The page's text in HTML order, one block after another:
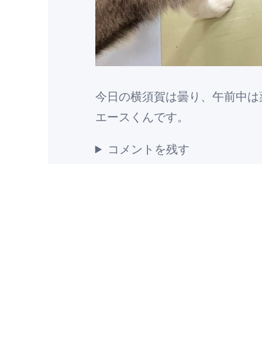
今日の横須賀は曇り、午前中
エースくんです。
コメントを残す